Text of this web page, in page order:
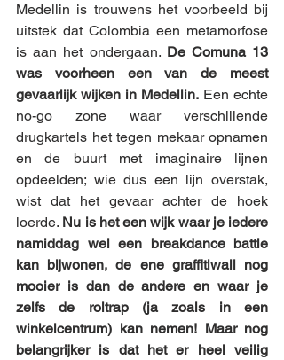
Medellin is trouwens het voorbeeld bij
uitstek dat Colombia een metamorfose
is aan het ondergaan. De Comuna 13
was voorheen een van de meest
gevaarlijk wijken in Medellin. Een echte
no-go zone waar verschillende
drugkartels het tegen mekaar opnamen
en de buurt met imaginaire lijnen
opdeelden; wie dus een lijn overstak,
wist dat het gevaar achter de hoek
loerde. Nu is het een wijk waar je iedere
namiddag wel een breakdance battle
kan bijwonen, de ene graffitiwall nog
mooier is dan de andere en waar je
zelfs de roltrap (ja zoals in een
winkelcentrum) kan nemen! Maar nog
belangrijker is dat het er heel veilig